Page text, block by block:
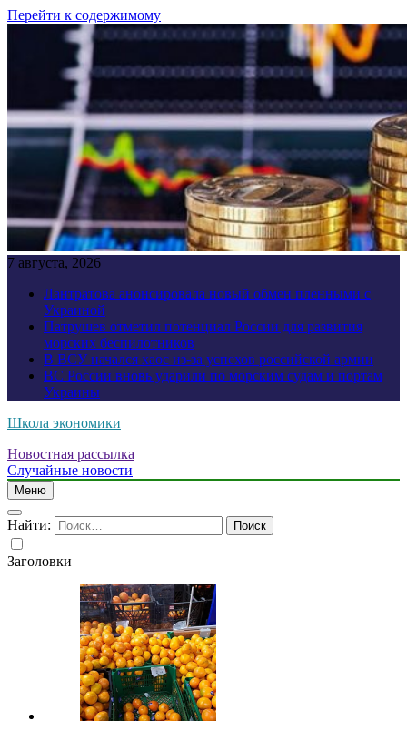
Перейти к содержимому
7 августа, 2026
Лантратова анонсировала новый обмен пленными с
Украиной
Патрушев отметил потенциал России для развития
морских беспилотников
В ВСУ начался хаос из-за успехов российской армии
ВС России вновь ударили по морским судам и портам
Украины
Школа экономики
Новостная рассылка
Случайные новости
Меню
Найти:
Заголовки